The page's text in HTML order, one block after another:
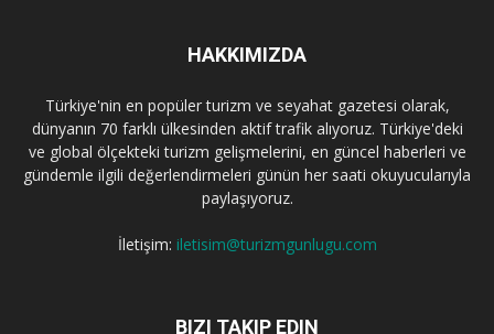
HAKKIMIZDA
Türkiye'nin en popüler turizm ve seyahat gazetesi olarak,
dünyanın 70 farklı ülkesinden aktif trafik alıyoruz. Türkiye'deki
ve global ölçekteki turizm gelişmelerini, en güncel haberleri ve
gündemle ilgili değerlendirmeleri günün her saati okuyucularıyla
paylaşıyoruz.
İletişim: iletisim@turizmgunlugu.com
BIZI TAKIP EDIN